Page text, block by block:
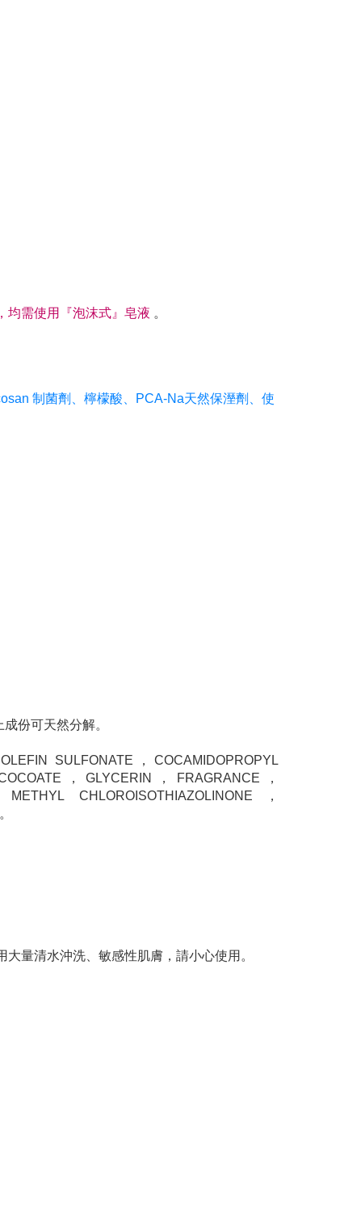
均需使用『泡沫式』皂液 。
制菌劑、檸檬酸、PCA-Na天然保溼劑、使
份可天然分解。
SULFONATE，COCAMIDOPROPYL
，GLYCERIN，FRAGRANCE，
CHLOROISOTHIAZOLINONE，
量清水沖洗、敏感性肌膚，請小心使用。